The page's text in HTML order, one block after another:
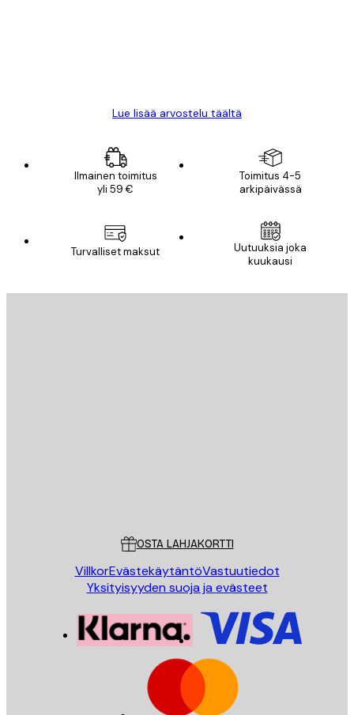
Lue lisää arvostelu täältä
Ilmainen toimitus
yli 59 €
Toimitus 4-5
arkipäivässä
Turvalliset maksut
Uutuuksia joka
kuukausi
OSTA LAHJAKORTTI
VillkorEvästekäytäntöVastuutiedot
Yksityisyyden suoja ja evästeet